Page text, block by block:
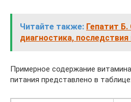
Читайте также: Гепатит
диагностика, последствия
Примерное содержание
питания представлено в таблице: